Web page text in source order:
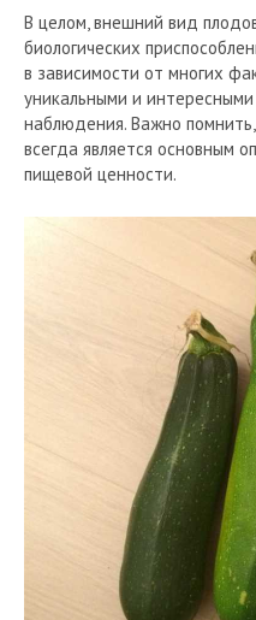
В целом, внешний вид
биологических
в зависимости от многих
уникальными и
наблюдения. Важно
всегда является основным
пищевой ценности.